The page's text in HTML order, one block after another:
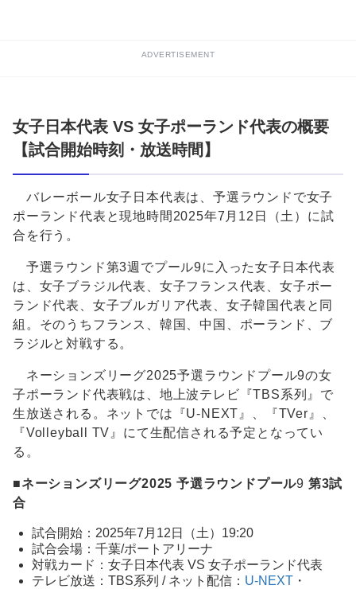
ADVERTISEMENT
女子日本代表 VS 女子ポーランド代表の概要
【試合開始時刻・放送時間】
バレーボール女子日本代表は、予選ラウンドで女子
ポーランド代表と現地時間2025年7月12日（土）に試
合を行う。
予選ラウンド第3週でプール9に入った女子日本代表
は、女子ブラジル代表、女子フランス代表、女子ポー
ランド代表、女子ブルガリア代表、女子韓国代表と同
組。そのうちフランス、韓国、中国、ポーランド、ブ
ラジルと対戦する。
ネーションズリーグ2025予選ラウンドプール9の女
子ポーランド代表戦は、地上波テレビ『TBS系列』で
生放送される。ネットでは『U-NEXT』、『TVer』、
『Volleyball TV』にて生配信される予定となってい
る。
■ネーションズリーグ2025 予選ラウンドプール9 第3試
合
試合開始：2025年7月12日（土）19:20
試合会場：千葉/ポートアリーナ
対戦カード：女子日本代表 VS 女子ポーランド代表
テレビ放送：TBS系列 / ネット配信： U-NEXT ・